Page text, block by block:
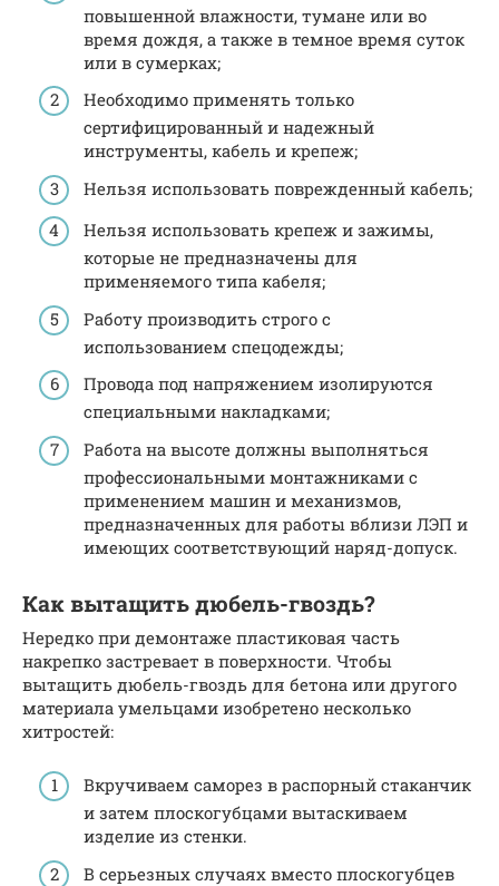
повышенной влажности, тумане или во
время дождя, а также в темное время суток
или в сумерках;
Необходимо применять только
сертифицированный и надежный
инструменты, кабель и крепеж;
Нельзя использовать поврежденный кабель;
Нельзя использовать крепеж и зажимы,
которые не предназначены для
применяемого типа кабеля;
Работу производить строго с
использованием спецодежды;
Провода под напряжением изолируются
специальными накладками;
Работа на высоте должны выполняться
профессиональными монтажниками с
применением машин и механизмов,
предназначенных для работы вблизи ЛЭП и
имеющих соответствующий наряд-допуск.
Как вытащить дюбель-гвоздь?
Нередко при демонтаже пластиковая часть
накрепко застревает в поверхности. Чтобы
вытащить дюбель-гвоздь для бетона или другого
материала умельцами изобретено несколько
хитростей:
Вкручиваем саморез в распорный стаканчик
и затем плоскогубцами вытаскиваем
изделие из стенки.
В серьезных случаях вместо плоскогубцев